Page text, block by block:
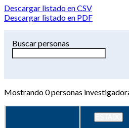
Descargar listado en CSV
Descargar listado en PDF
Buscar personas
Mostrando0personas